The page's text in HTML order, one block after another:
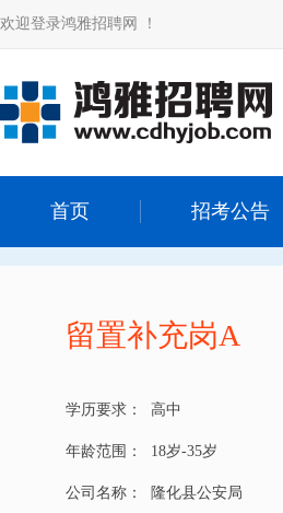
欢迎登录鸿雅招聘网 ！
首页 招考公告
留置补充岗A
学历要求： 高中
年龄范围： 18岁-35岁
公司名称： 隆化县公安局